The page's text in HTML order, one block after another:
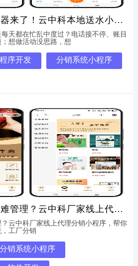
来了！云中科本地送水小程
客一步到位
天都在忙乱中度过？电话接不停、账目
想做活动没思路，想
序开发
分销系统小程序
管理？云中科厂家线上代理
松破局
云中科厂家线上代理分销小程序，帮你
工厂分销
分销系统小程序